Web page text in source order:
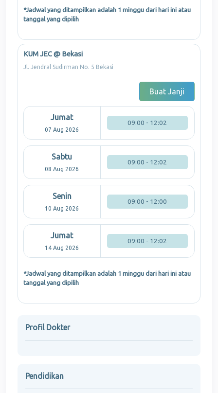
*Jadwal yang ditampilkan adalah 1 minggu dari hari ini atau
tanggal yang dipilih
KUM JEC @ Bekasi
Jl. Jendral Sudirman No. 5 Bekasi
Buat Janji
Jumat
07 Aug 2026
09:00 - 12:02
Sabtu
08 Aug 2026
09:00 - 12:02
Senin
10 Aug 2026
09:00 - 12:00
Jumat
14 Aug 2026
09:00 - 12:02
*Jadwal yang ditampilkan adalah 1 minggu dari hari ini atau
tanggal yang dipilih
Profil Dokter
Pendidikan